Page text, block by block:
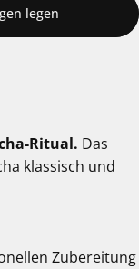
legen
Ritual. Das
klassisch und
Zubereitung